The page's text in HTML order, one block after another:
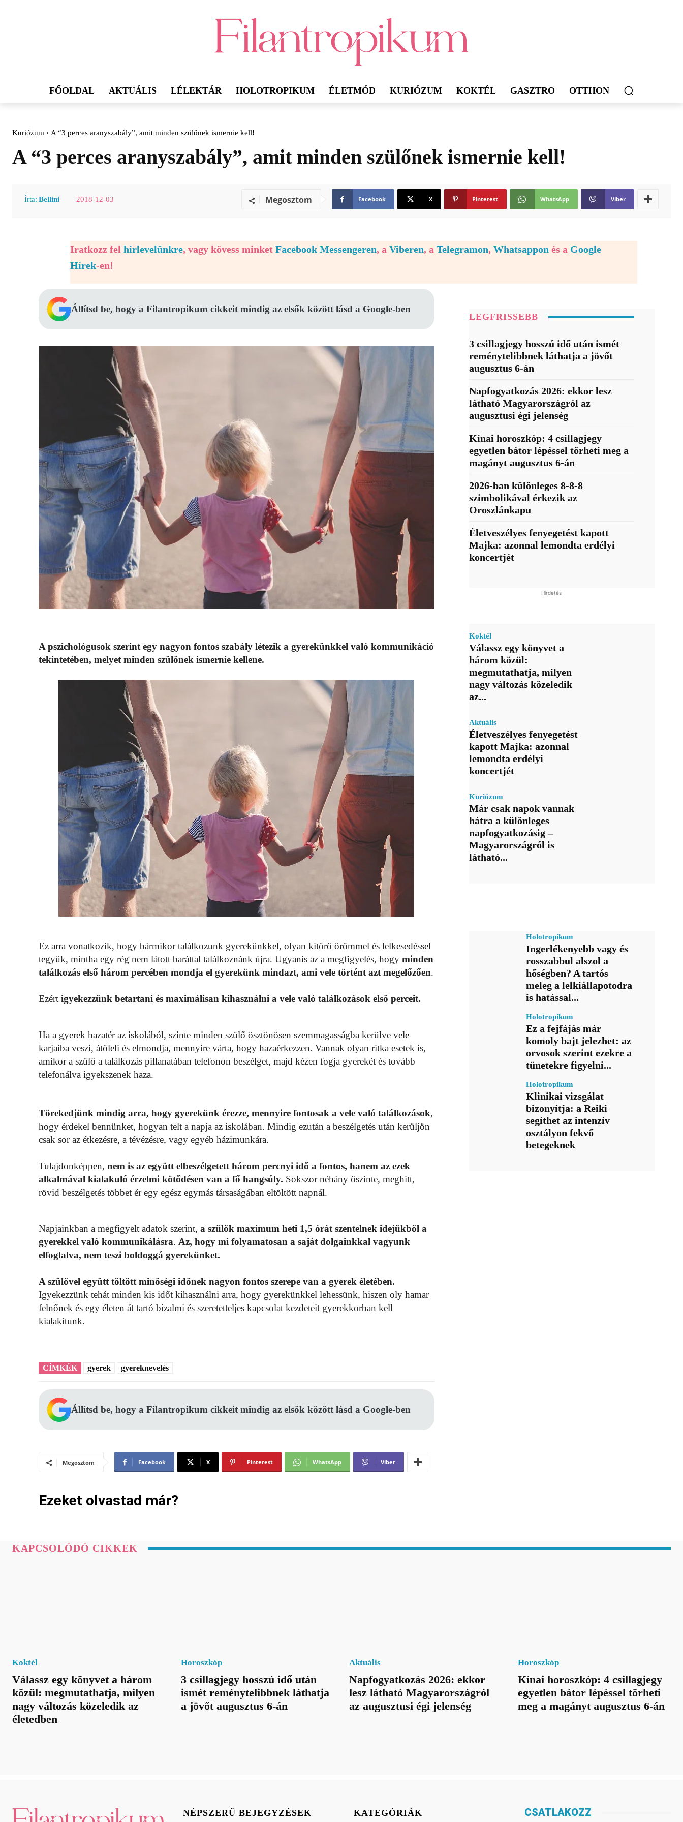
FŐOLDAL AKTUÁLIS LÉLEKTÁR HOLOTROPIKUM ÉLETMÓD KURIÓZUM KOKTÉL GASZTRO OTTHON
Kuriózum A “3 perces aranyszabály”, amit minden szülőnek ismernie kell!
A “3 perces aranyszabály”, amit minden szülőnek ismernie kell!
Írta: Bellini 2018-12-03 Megosztom Facebook X Pinterest WhatsApp Viber
Iratkozz fel hírlevelünkre, vagy kövess minket Facebook Messengeren, a Viberen, a Telegramon, Whatsappon és a Google
Hírek-en!
Állítsd be, hogy a Filantropikum cikkeit mindig az elsők között lásd a Google-ben
A pszichológusok szerint egy nagyon fontos szabály létezik a gyerekünkkel való kommunikáció
tekintetében, melyet minden szülőnek ismernie kellene.
Ez arra vonatkozik, hogy bármikor találkozunk gyerekünkkel, olyan kitörő örömmel és lelkesedéssel
tegyük, mintha egy rég nem látott baráttal találkoznánk újra. Ugyanis az a megfigyelés, hogy minden
találkozás első három percében mondja el gyerekünk mindazt, ami vele történt azt megelőzően.
Ezért igyekezzünk betartani és maximálisan kihasználni a vele való találkozások első perceit.
Ha a gyerek hazatér az iskolából, szinte minden szülő ösztönösen szemmagasságba kerülve vele
karjaiba veszi, átöleli és elmondja, mennyire várta, hogy hazaérkezzen. Vannak olyan ritka esetek is,
amikor a szülő a találkozás pillanatában telefonon beszélget, majd kézen fogja gyerekét és tovább
telefonálva igyekszenek haza.
Törekedjünk mindig arra, hogy gyerekünk érezze, mennyire fontosak a vele való találkozások,
hogy érdekel bennünket, hogyan telt a napja az iskolában. Mindig ezután a beszélgetés után kerüljön
csak sor az étkezésre, a tévézésre, vagy egyéb házimunkára.
Tulajdonképpen, nem is az együtt elbeszélgetett három percnyi idő a fontos, hanem az ezek
alkalmával kialakuló érzelmi kötődésen van a fő hangsúly. Sokszor néhány őszinte, meghitt,
rövid beszélgetés többet ér egy egész egymás társaságában eltöltött napnál.
Napjainkban a megfigyelt adatok szerint, a szülők maximum heti 1,5 órát szentelnek idejükből a
gyerekkel való kommunikálásra. Az, hogy mi folyamatosan a saját dolgainkkal vagyunk
elfoglalva, nem teszi boldoggá gyerekünket.
A szülővel együtt töltött minőségi időnek nagyon fontos szerepe van a gyerek életében.
Igyekezzünk tehát minden kis időt kihasználni arra, hogy gyerekünkkel lehessünk, hiszen oly hamar
felnőnek és egy életen át tartó bizalmi és szeretetteljes kapcsolat kezdeteit gyerekkorban kell
kialakítunk.
CÍMKÉK gyerek gyereknevelés
Állítsd be, hogy a Filantropikum cikkeit mindig az elsők között lásd a Google-ben
Megosztom Facebook X Pinterest WhatsApp Viber
Ezeket olvastad már?
LEGFRISSEBB
3 csillagjegy hosszú idő után ismét
reménytelibbnek láthatja a jövőt
augusztus 6-án
Napfogyatkozás 2026: ekkor lesz
látható Magyarországról az
augusztusi égi jelenség
Kínai horoszkóp: 4 csillagjegy
egyetlen bátor lépéssel törheti meg a
magányt augusztus 6-án
2026-ban különleges 8-8-8
szimbolikával érkezik az
Oroszlánkapu
Életveszélyes fenyegetést kapott
Majka: azonnal lemondta erdélyi
koncertjét
Hirdetés
Koktél
Válassz egy könyvet a
három közül:
megmutathatja, milyen
nagy változás közeledik
az...
Aktuális
Életveszélyes fenyegetést
kapott Majka: azonnal
lemondta erdélyi
koncertjét
Kuriózum
Már csak napok vannak
hátra a különleges
napfogyatkozásig –
Magyarországról is
látható...
Holotropikum
Ingerlékenyebb vagy és
rosszabbul alszol a
hőségben? A tartós
meleg a lelkiállapotodra
is hatással...
Holotropikum
Ez a fejfájás már
komoly bajt jelezhet: az
orvosok szerint ezekre a
tünetekre figyelni...
Holotropikum
Klinikai vizsgálat
bizonyítja: a Reiki
segíthet az intenzív
osztályon fekvő
betegeknek
KAPCSOLÓDÓ CIKKEK
Koktél
Válassz egy könyvet a három
közül: megmutathatja, milyen
nagy változás közeledik az
életedben
Horoszkóp
3 csillagjegy hosszú idő után
ismét reménytelibbnek láthatja
a jövőt augusztus 6-án
Aktuális
Napfogyatkozás 2026: ekkor
lesz látható Magyarországról
az augusztusi égi jelenség
Horoszkóp
Kínai horoszkóp: 4 csillagjegy
egyetlen bátor lépéssel törheti
meg a magányt augusztus 6-án
NÉPSZERŰ BEJEGYZÉSEK KATEGÓRIÁK CSATLAKOZZ